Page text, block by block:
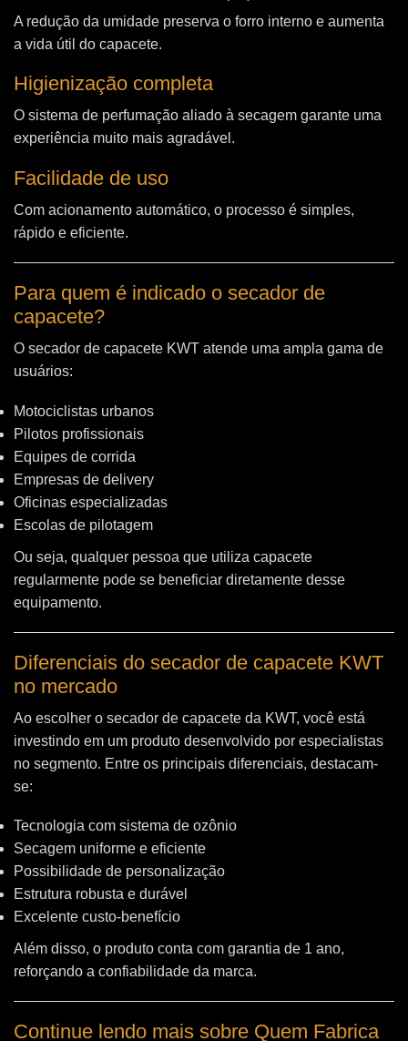
A redução da umidade preserva o forro interno e aumenta
a vida útil do capacete.
Higienização completa
O sistema de perfumação aliado à secagem garante uma
experiência muito mais agradável.
Facilidade de uso
Com acionamento automático, o processo é simples,
rápido e eficiente.
Para quem é indicado o secador de
capacete?
O secador de capacete KWT atende uma ampla gama de
usuários:
Motociclistas urbanos
Pilotos profissionais
Equipes de corrida
Empresas de delivery
Oficinas especializadas
Escolas de pilotagem
Ou seja, qualquer pessoa que utiliza capacete
regularmente pode se beneficiar diretamente desse
equipamento.
Diferenciais do secador de capacete KWT
no mercado
Ao escolher o secador de capacete da KWT, você está
investindo em um produto desenvolvido por especialistas
no segmento. Entre os principais diferenciais, destacam-
se:
Tecnologia com sistema de ozônio
Secagem uniforme e eficiente
Possibilidade de personalização
Estrutura robusta e durável
Excelente custo-benefício
Além disso, o produto conta com garantia de 1 ano,
reforçando a confiabilidade da marca.
Continue lendo mais sobre Quem Fabrica